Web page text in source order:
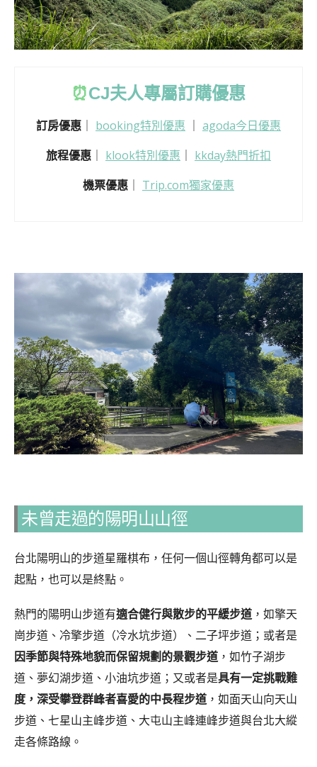
⏰CJ夫人專屬訂購優惠
訂房優惠 booking特別優惠
agoda今日優惠
旅程優惠
klook特別優惠
kkday熱門折扣
機票優惠
Trip.com獨家優惠
未曾走過的陽明山山徑
台北陽明山的步道星羅棋布，任何一個山徑轉角都可以是
起點，也可以是終點。
熱門的陽明山步道有適合健行與散步的平緩步道 ，如擎天
崗步道、冷擎步道（冷水坑步道）、二子坪步道；或者是
因季節與特殊地貌而保留規劃的景觀步道 ，如竹子湖步
道、夢幻湖步道、小油坑步道；又或者是具有一定挑戰難
度，深受攀登群峰者喜愛的中長程步道 ，如面天山向天山
步道、七星山主峰步道、大屯山主峰連峰步道與台北大縱
走各條路線。